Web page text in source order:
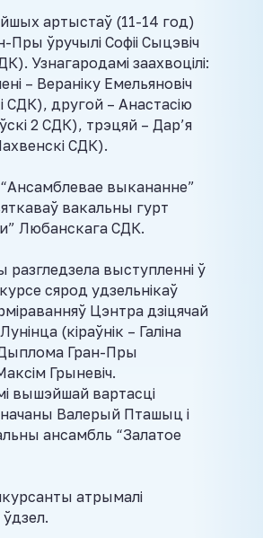
артыстаў (11-14 год)
ўручылі Софіі Сыцэвіч
Узнагародамі заахвоцілі:
– Вераніку Емельяновіч
СДК), другой – Анастасію
2 СДК), трэцяй – Дар’я
СДК).
выкананне”
вакальны гурт
Любанскага СДК.
выступленні ў
сярод удзельнікаў
Цэнтра дзіцячай
(кіраўнік – Галіна
Гран-Пры
Грыневіч.
вышэйшай вартасці
Валерый Пташыц і
ансамбль “Залатое
атрымалі